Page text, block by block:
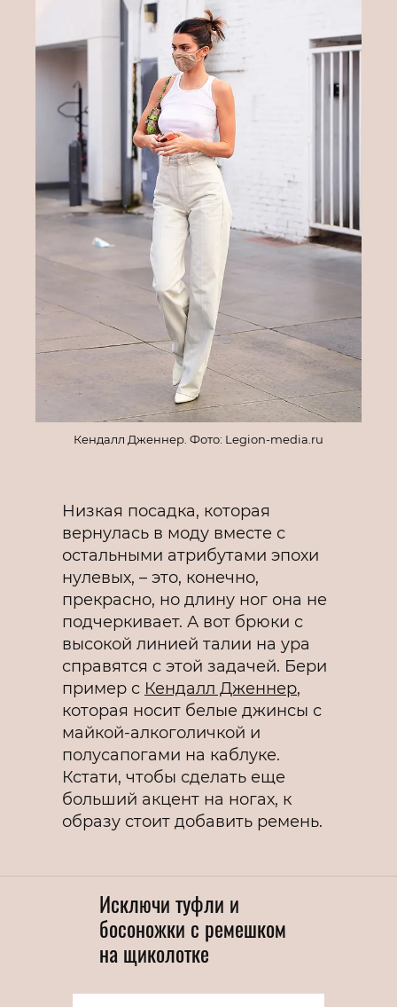
Кендалл Дженнер. Фото: Legion-media.ru
Низкая посадка, которая
вернулась в моду вместе с
остальными атрибутами эпохи
нулевых, – это, конечно,
прекрасно, но длину ног она не
подчеркивает. А вот брюки с
высокой линией талии на ура
справятся с этой задачей. Бери
пример с Кендалл Дженнер,
которая носит белые джинсы с
майкой-алкоголичкой и
полусапогами на каблуке.
Кстати, чтобы сделать еще
больший акцент на ногах, к
образу стоит добавить ремень.
Исключи туфли и
босоножки с ремешком
на щиколотке